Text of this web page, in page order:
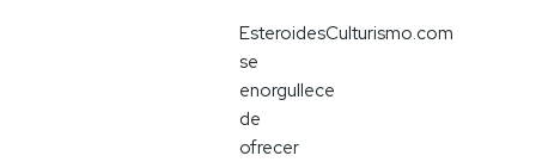
EsteroidesCulturismo.com
se
enorgullece
de
ofrecer